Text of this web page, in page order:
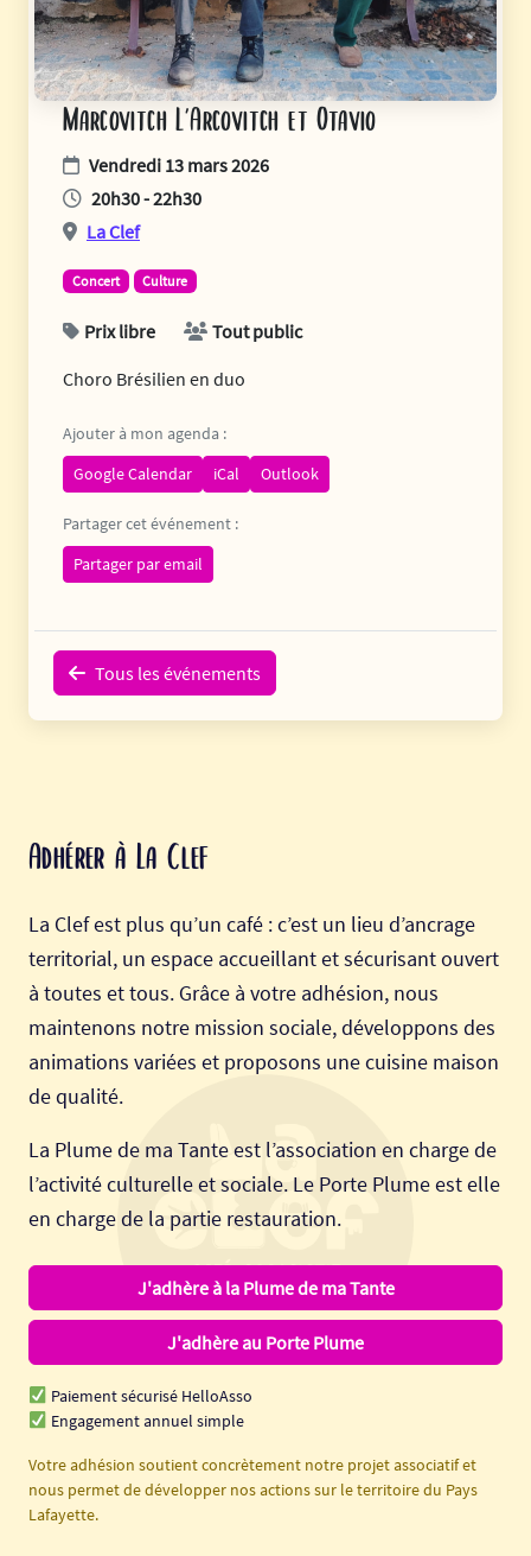
Marcovitch L’Arcovitch et Otavio
Vendredi 13 mars 2026
20h30 - 22h30
La Clef
Concert Culture
Prix libre
Tout public
Choro Brésilien en duo
Ajouter à mon agenda :
Google Calendar
iCal Outlook
Partager cet événement :
Partager par email
Tous les événements
Adhérer à La Clef
La Clef est plus qu’un café : c’est un lieu d’ancrage
territorial, un espace accueillant et sécurisant ouvert
à toutes et tous. Grâce à votre adhésion, nous
maintenons notre mission sociale, développons des
animations variées et proposons une cuisine maison
de qualité.
La Plume de ma Tante est l’association en charge de
l’activité culturelle et sociale. Le Porte Plume est elle
en charge de la partie restauration.
J'adhère à la Plume de ma Tante
J'adhère au Porte Plume
Paiement sécurisé HelloAsso
Engagement annuel simple
Votre adhésion soutient concrètement notre projet associatif et
nous permet de développer nos actions sur le territoire du Pays
Lafayette.